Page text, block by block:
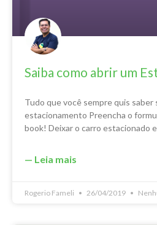
Saiba como abrir um
Tudo que você sempre quis saber
estacionamento Preencha o
book! Deixar o carro estacionado
— Leia mais
Rogerio Fameli 26/04/2019